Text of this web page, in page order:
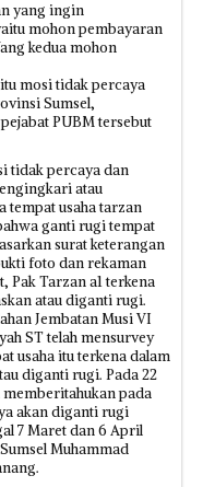
yang ingin
mohon pembayaran
kedua mohon
mosi tidak percaya
Sumsel,
PUBM tersebut
tidak percaya dan
atau
tempat usaha tarzan
ganti rugi tempat
surat keterangan
foto dan rekaman
Pak Tarzan a1 terkena
atau diganti rugi.
Jembatan Musi VI
ST telah mensurvey
usaha itu terkena dalam
diganti rugi. Pada 22
memberitahukan pada
akan diganti rugi
7 Maret dan 6 April
Muhammad